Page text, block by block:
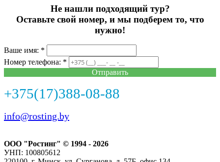
Не нашли подходящий тур?
Оставьте свой номер, и мы подберем то, что
нужно!
Ваше имя: *
Номер телефона: *
Отправить
+375(17)388-08-88
info@rosting.by
ООО "Ростинг" © 1994 - 2026
УНП: 100805612